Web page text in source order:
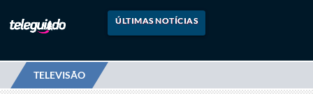
ÚLTIMAS NOTÍCIAS
TELEVISÃO